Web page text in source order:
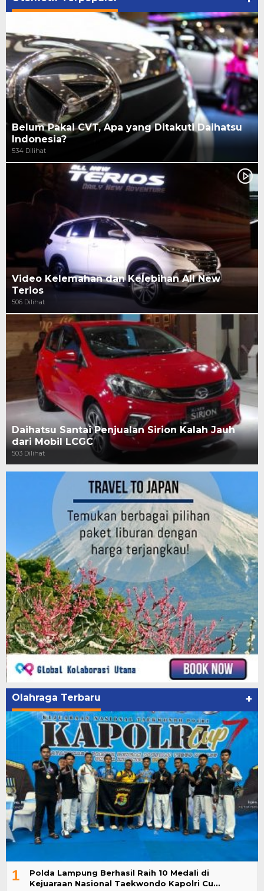
Belum Pakai CVT, Apa yang Ditakuti Daihatsu
Indonesia?
534 Dilihat
Video Kelemahan dan Kelebihan All New
Terios
506 Dilihat
Daihatsu Santai Penjualan Sirion Kalah Jauh
dari Mobil LCGC
503 Dilihat
Olahraga Terbaru +
1
Polda Lampung Berhasil Raih 10 Medali di
Kejuaraan Nasional Taekwondo Kapolri Cu…